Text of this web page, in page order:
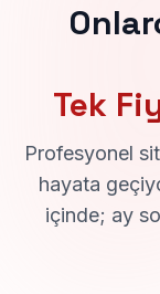
Tek
Profesyonel
hayata
içinde; ay